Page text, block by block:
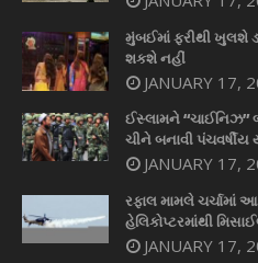
મુંબઈમાં ફરીથી ખુલશે
શકશે નહીં
JANUARY 17,
ઈસ્લામને “ચાઈનિઝ”
ચીને બનાવી પંચવર્ષીય
JANUARY 17,
રફાલ મામલે ચર્ચામાં
હેલિકોપ્ટરમાંથી
JANUARY 17,